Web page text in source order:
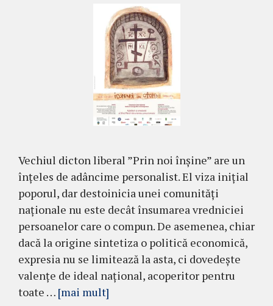
Vechiul dicton liberal ”Prin noi înșine” are un
înțeles de adâncime personalist. El viza inițial
poporul, dar destoinicia unei comunități
naționale nu este decât însumarea vredniciei
persoanelor care o compun. De asemenea, chiar
dacă la origine sintetiza o politică economică,
expresia nu se limitează la asta, ci dovedește
valențe de ideal național, acoperitor pentru
toate … [mai mult]